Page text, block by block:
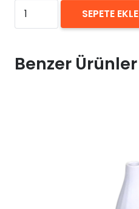
Yapay
Çiçek
adet
SEPETE EKLE
Benzer Ürünler